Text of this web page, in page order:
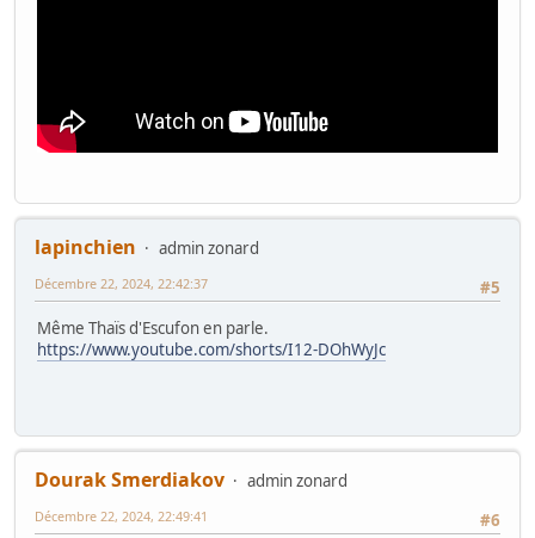
lapinchien
admin zonard
#5
Décembre 22, 2024, 22:42:37
Même Thaïs d'Escufon en parle.
https://www.youtube.com/shorts/I12-DOhWyJc
Dourak Smerdiakov
admin zonard
#6
Décembre 22, 2024, 22:49:41